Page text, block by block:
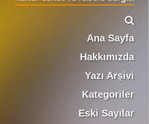
Ana Sayfa
Hakkımızda
Yazı Arşivi
Kategoriler
Eski Sayılar